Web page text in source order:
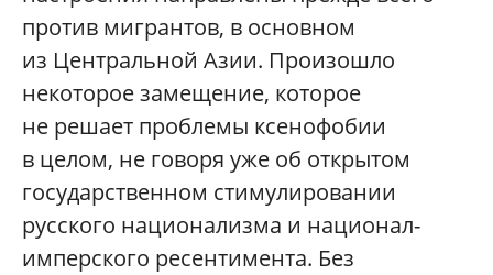
против мигрантов, в основном
из Центральной Азии. Произошло
некоторое замещение, которое
не решает проблемы ксенофобии
в целом, не говоря уже об открытом
государственном стимулировании
русского национализма и национал-
имперского ресентимента. Без